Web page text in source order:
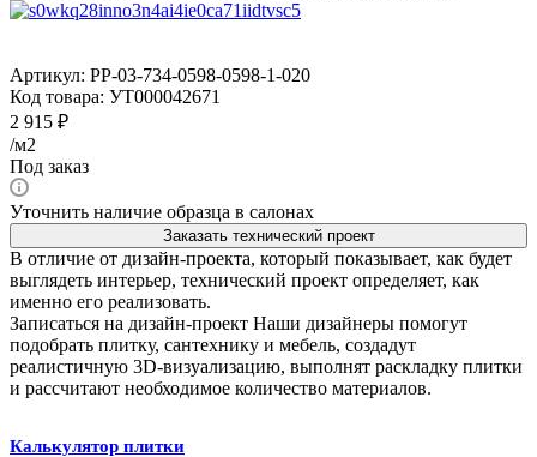
Артикул: PP-03-734-0598-0598-1-020
Код товара: УТ000042671
2 915 ₽
/м2
Под заказ
Уточнить наличие образца в салонах
Заказать технический проект
В отличие от дизайн-проекта, который показывает, как будет
выглядеть интерьер, технический проект определяет, как
именно его реализовать.
Записаться на дизайн-проект Наши дизайнеры помогут
подобрать плитку, сантехнику и мебель, создадут
реалистичную 3D-визуализацию, выполнят раскладку плитки
и рассчитают необходимое количество материалов.
Калькулятор плитки